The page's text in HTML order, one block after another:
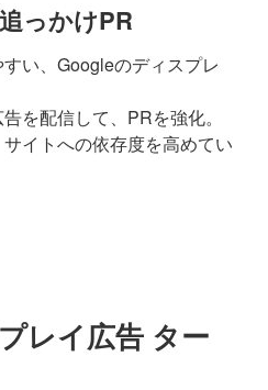
っかけPR
い、Googleのディスプレ
を配信して、PRを強化。
イトへの依存度を高めてい
レイ広告 ター